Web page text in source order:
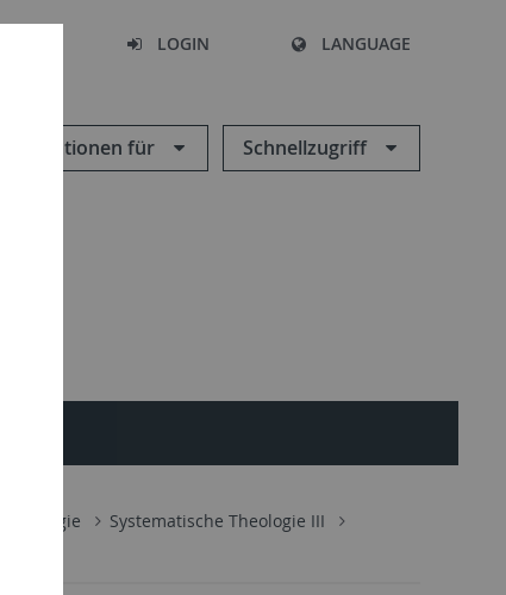
LOGIN LANGUAGE
Informationen für Schnellzugriff
Theologie
Systematische Theologie III